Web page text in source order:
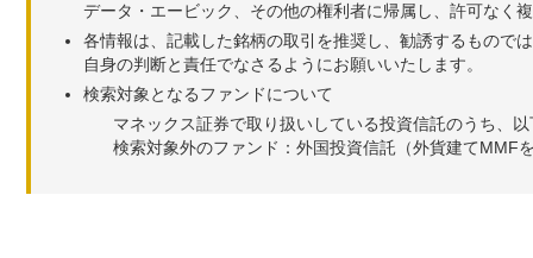
データ・エービック、その他の権利者に帰属し、許可なく
各情報は、記載した銘柄の取引を推奨し、勧誘するもので
自身の判断と責任でなさるようにお願いいたします。
検索対象となるファンドについて
マネックス証券で取り扱いしている投資信託のうち、
検索対象外のファンド：外国投資信託（外貨建てMMF